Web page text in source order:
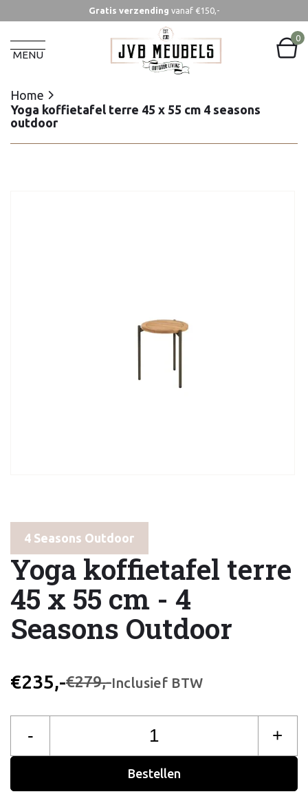
Gratis verzending vanaf €150,-
MENU
0
Home
Yoga koffietafel terre 45 x 55 cm 4 seasons
outdoor
Home
Yoga koffietafel terre 45 x 55 cm 4 seasons
outdoor
4 Seasons Outdoor
Yoga koffietafel terre
45 x 55 cm - 4
Seasons Outdoor
€235,-€279,-Inclusief BTW
- +
Bestellen